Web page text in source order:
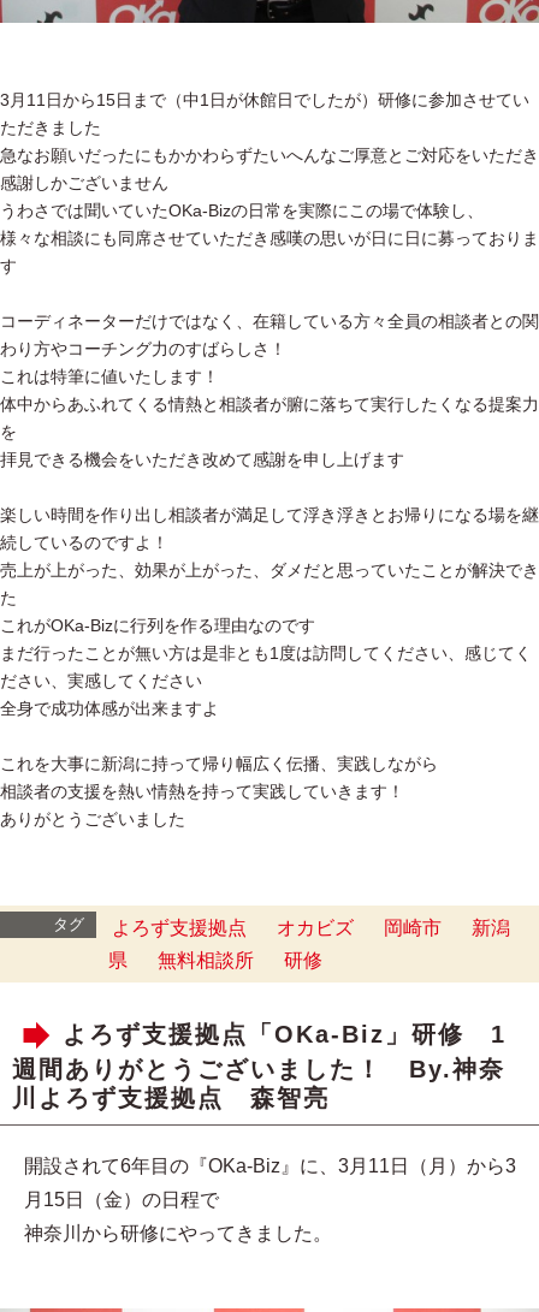
3月11日から15日まで（中1日が休館日でしたが）研修に参加させてい
ただきました
急なお願いだったにもかかわらずたいへんなご厚意とご対応をいただき
感謝しかございません
うわさでは聞いていたOKa-Bizの日常を実際にこの場で体験し、
様々な相談にも同席させていただき感嘆の思いが日に日に募っておりま
す
コーディネーターだけではなく、在籍している方々全員の相談者との関
わり方やコーチング力のすばらしさ！
これは特筆に値いたします！
体中からあふれてくる情熱と相談者が腑に落ちて実行したくなる提案力
を
拝見できる機会をいただき改めて感謝を申し上げます
楽しい時間を作り出し相談者が満足して浮き浮きとお帰りになる場を継
続しているのですよ！
売上が上がった、効果が上がった、ダメだと思っていたことが解決でき
た
これがOKa-Bizに行列を作る理由なのです
まだ行ったことが無い方は是非とも1度は訪問してください、感じてく
ださい、実感してください
全身で成功体感が出来ますよ
これを大事に新潟に持って帰り幅広く伝播、実践しながら
相談者の支援を熱い情熱を持って実践していきます！
ありがとうございました
タグ よろず支援拠点 オカビズ 岡崎市
新潟
県
無料相談所 研修
よろず支援拠点「OKa-Biz」研修 1
週間ありがとうございました！ By.神奈
川よろず支援拠点 森智亮
開設されて6年目の『OKa-Biz』に、3月11日（月）から3
月15日（金）の日程で
神奈川から研修にやってきました。